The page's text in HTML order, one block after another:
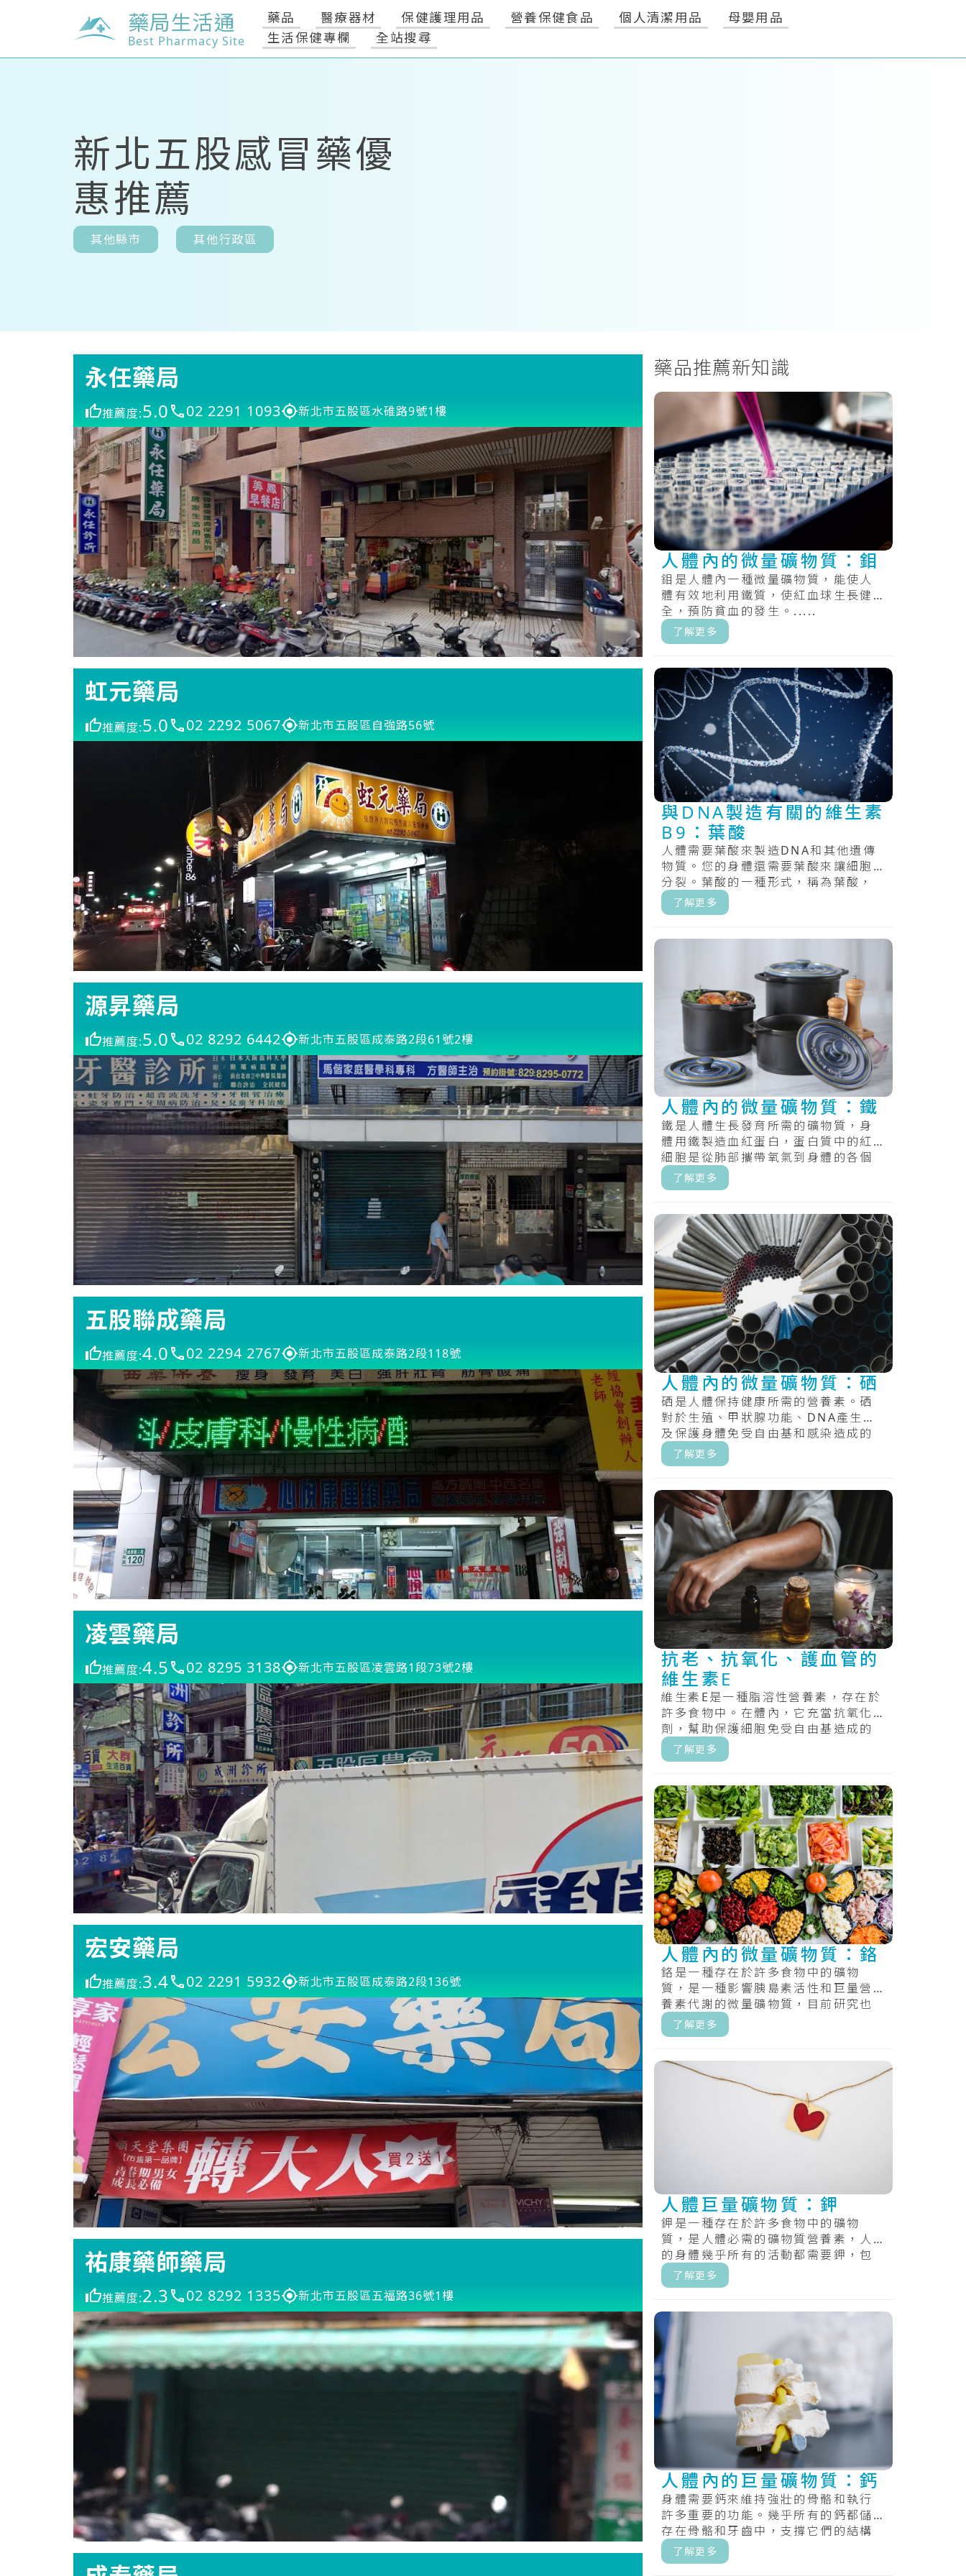
藥局生活通
Best Pharmacy Site
藥品 醫療器材 保健護理用品 營養保健食品 個人清潔用品
母嬰用品
生活保健專欄
全站搜尋
新北五股感冒藥優
惠推薦
其他縣市 其他行政區
永任藥局
推薦度:5.0 02 2291 1093 新北市五股區水碓路9號1樓
虹元藥局
推薦度:5.0 02 2292 5067 新北市五股區自強路56號
源昇藥局
推薦度:5.0 02 8292 6442 新北市五股區成泰路2段61號2樓
五股聯成藥局
推薦度:4.0 02 2294 2767 新北市五股區成泰路2段118號
凌雲藥局
推薦度:4.5 02 8295 3138 新北市五股區凌雲路1段73號2樓
宏安藥局
推薦度:3.4 02 2291 5932 新北市五股區成泰路2段136號
祐康藥師藥局
推薦度:2.3 02 8292 1335 新北市五股區五福路36號1樓
藥品推薦新知識
人體內的微量礦物質：鉬
鉬是人體內一種微量礦物質，能使人
體有效地利用鐵質，使紅血球生長健
全，預防貧血的發生。.....
了解更多
與DNA製造有關的維生素
B9：葉酸
人體需要葉酸來製造DNA和其他遺傳
物質。您的身體還需要葉酸來讓細胞
分裂。葉酸的一種形式，稱為葉酸，
用於強化食品和大多數膳食補充劑。
葉酸，.....
了解更多
人體內的微量礦物質：鐵
鐵是人體生長發育所需的礦物質，身
體用鐵製造血紅蛋白，蛋白質中的紅
細胞是從肺部攜帶氧氣到身體的各個
部位，和肌紅蛋白，提供氧氣，肌肉
的蛋白質.....
了解更多
人體內的微量礦物質：硒
硒是人體保持健康所需的營養素。硒
對於生殖、甲狀腺功能、DNA產生以
及保護身體免受自由基和感染造成的
損害很重要。.....
了解更多
抗老、抗氧化、護血管的
維生素E
維生素E是一種脂溶性營養素，存在於
許多食物中。在體內，它充當抗氧化
劑，幫助保護細胞免受自由基造成的
損害，維持體內氧化還原的平衡。.....
了解更多
人體內的微量礦物質：鉻
鉻是一種存在於許多食物中的礦物
質，是一種影響胰島素活性和巨量營
養素代謝的微量礦物質，目前研究也
發現鉻有助於您利用碳水化合物、脂
肪和蛋白質.....
了解更多
人體巨量礦物質：鉀
鉀是一種存在於許多食物中的礦物
質，是人體必需的礦物質營養素，人
的身體幾乎所有的活動都需要鉀，包
括正常的腎臟和心臟功能、肌肉收縮
和神經傳遞...
了解更多
人體內的巨量礦物質：鈣
身體需要鈣來維持強壯的骨骼和執行
許多重要的功能。幾乎所有的鈣都儲
存在骨骼和牙齒中，支撐它們的結構
和硬度。.....
了解更多